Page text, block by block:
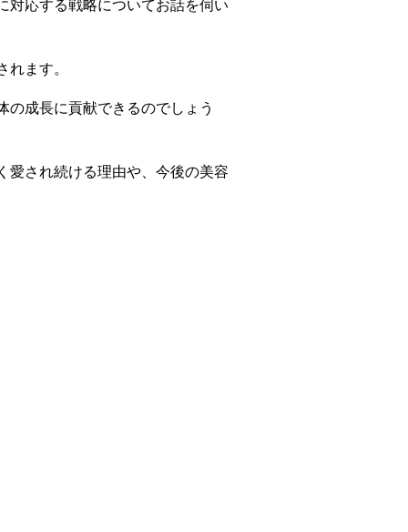
対応する戦略についてお話を伺い
ます。
成長に貢献できるのでしょう
愛され続ける理由や、今後の美容